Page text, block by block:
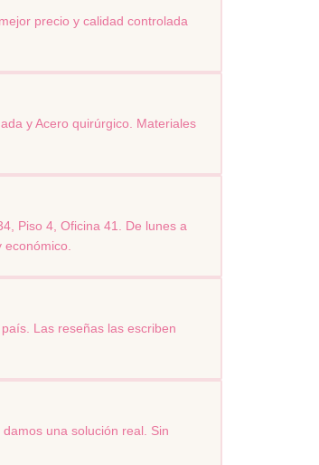
precio y calidad controlada
y Acero quirúrgico. Materiales
Piso 4, Oficina 41. De lunes a
Las reseñas las escriben
una solución real. Sin